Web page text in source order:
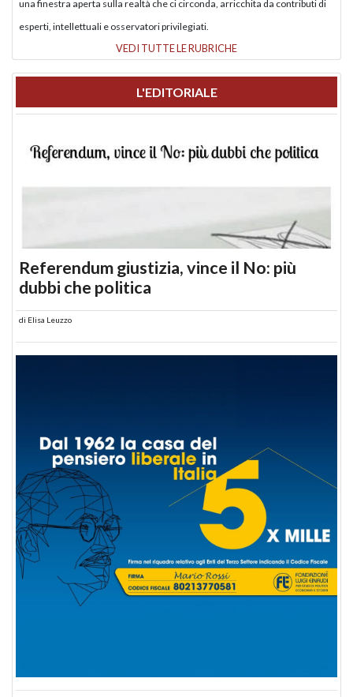
una finestra aperta sulla realtà che ci circonda, arricchita da contributi di
esperti, intellettuali e osservatori privilegiati.
VEDI TUTTE LE RUBRICHE
L'EDITORIALE
Referendum giustizia, vince il No: più
dubbi che politica
di Elisa Leuzzo